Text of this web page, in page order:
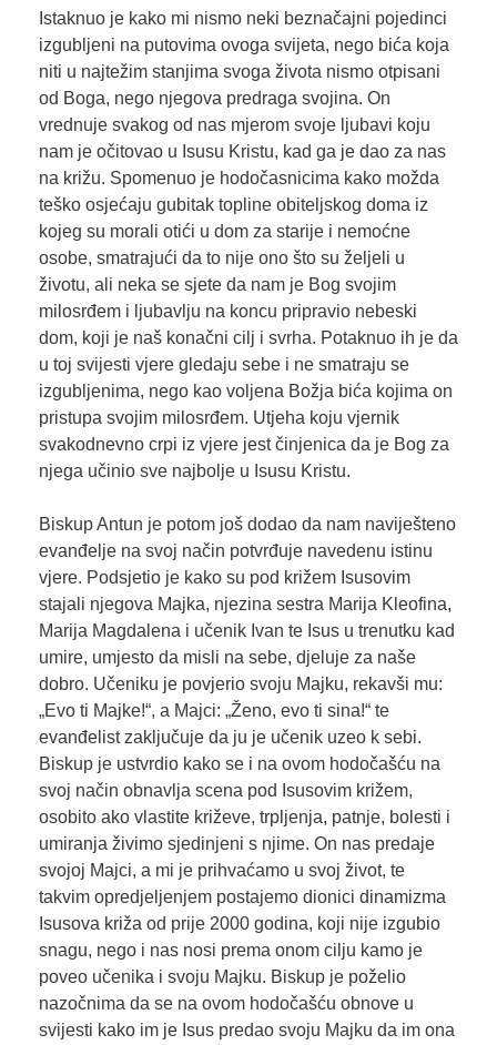
Istaknuo je kako mi nismo neki beznačajni pojedinci
izgubljeni na putovima ovoga svijeta, nego bića koja
niti u najtežim stanjima svoga života nismo otpisani
od Boga, nego njegova predraga svojina. On
vrednuje svakog od nas mjerom svoje ljubavi koju
nam je očitovao u Isusu Kristu, kad ga je dao za nas
na križu. Spomenuo je hodočasnicima kako možda
teško osjećaju gubitak topline obiteljskog doma iz
kojeg su morali otići u dom za starije i nemoćne
osobe, smatrajući da to nije ono što su željeli u
životu, ali neka se sjete da nam je Bog svojim
milosrđem i ljubavlju na koncu pripravio nebeski
dom, koji je naš konačni cilj i svrha. Potaknuo ih je da
u toj svijesti vjere gledaju sebe i ne smatraju se
izgubljenima, nego kao voljena Božja bića kojima on
pristupa svojim milosrđem. Utjeha koju vjernik
svakodnevno crpi iz vjere jest činjenica da je Bog za
njega učinio sve najbolje u Isusu Kristu.
Biskup Antun je potom još dodao da nam naviješteno
evanđelje na svoj način potvrđuje navedenu istinu
vjere. Podsjetio je kako su pod križem Isusovim
stajali njegova Majka, njezina sestra Marija Kleofina,
Marija Magdalena i učenik Ivan te Isus u trenutku kad
umire, umjesto da misli na sebe, djeluje za naše
dobro. Učeniku je povjerio svoju Majku, rekavši mu:
„Evo ti Majke!“, a Majci: „Ženo, evo ti sina!“ te
evanđelist zaključuje da ju je učenik uzeo k sebi.
Biskup je ustvrdio kako se i na ovom hodočašću na
svoj način obnavlja scena pod Isusovim križem,
osobito ako vlastite križeve, trpljenja, patnje, bolesti i
umiranja živimo sjedinjeni s njime. On nas predaje
svojoj Majci, a mi je prihvaćamo u svoj život, te
takvim opredjeljenjem postajemo dionici dinamizma
Isusova križa od prije 2000 godina, koji nije izgubio
snagu, nego i nas nosi prema onom cilju kamo je
poveo učenika i svoju Majku. Biskup je poželio
nazočnima da se na ovom hodočašću obnove u
svijesti kako im je Isus predao svoju Majku da im ona